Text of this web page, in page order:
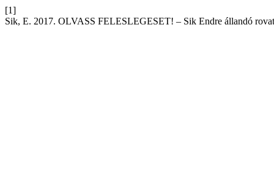
[1]
Sik, E. 2017. OLVASS FELESLEGESET! – Sik Endre állandó